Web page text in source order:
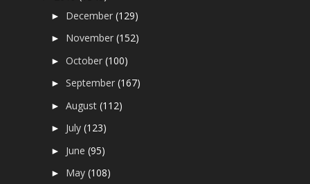
► December(129)
► November(152)
►October(100)
►September(167)
►August(112)
► July(123)
► June(95)
► May(108)